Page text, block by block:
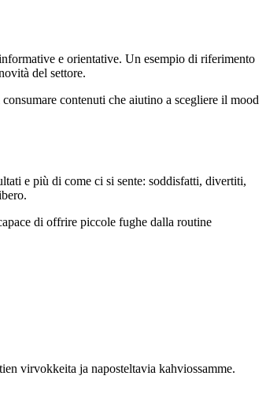
e orientative. Un esempio di riferimento
del settore.
contenuti che aiutino a scegliere il mood
e più di come ci si sente: soddisfatti, divertiti,
di offrire piccole fughe dalla routine
virvokkeita ja naposteltavia kahviossamme.